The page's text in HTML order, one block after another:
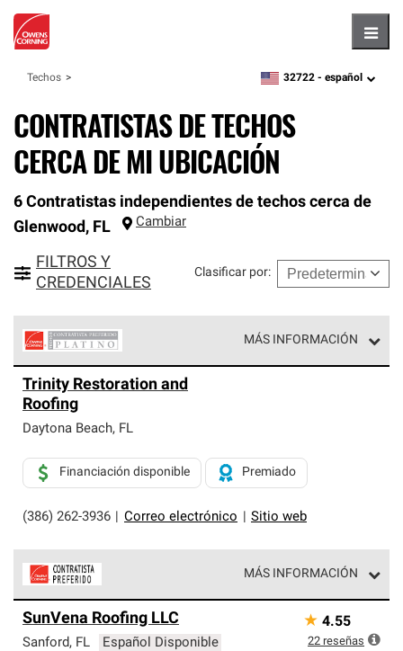
Techos zipcode,language
32722 - español
CONTRATISTAS DE TECHOS
CERCA DE MI UBICACIÓN
6 Contratistas independientes de techos cerca de
Glenwood, FL Cambiar
FILTROS Y
CREDENCIALES
Clasificar por:
MÁS INFORMACIÓN
Corning constituyen el nivel superior de nuestra red
exclusiva y cumplen con estándares estrictos de
profesionalismo, confiabilidad y destreza incomparable.
sistemas de techos.
Trinity Restoration and
Roofing
Daytona Beach, FL
(386) 262-3936 Correo electrónico Sitio web
Financiación disponible Premiado
MÁS INFORMACIÓN
parte de una red exclusiva de profesionales de techos
que cumplen con altos estándares y requisitos estrictos
SunVena Roofing LLC
Sanford, FL Español Disponible
★ 4.55
22 reseñas